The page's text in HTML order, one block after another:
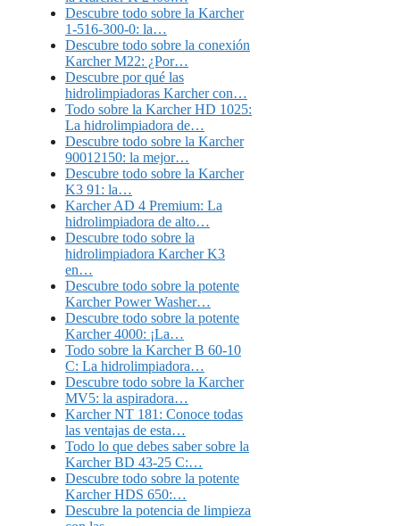
Descubre todo sobre la Karcher
1-516-300-0: la…
Descubre todo sobre la conexión
Karcher M22: ¿Por…
Descubre por qué las
hidrolimpiadoras Karcher con…
Todo sobre la Karcher HD 1025:
La hidrolimpiadora de…
Descubre todo sobre la Karcher
90012150: la mejor…
Descubre todo sobre la Karcher
K3 91: la…
Karcher AD 4 Premium: La
hidrolimpiadora de alto…
Descubre todo sobre la
hidrolimpiadora Karcher K3
en…
Descubre todo sobre la potente
Karcher Power Washer…
Descubre todo sobre la potente
Karcher 4000: ¡La…
Todo sobre la Karcher B 60-10
C: La hidrolimpiadora…
Descubre todo sobre la Karcher
MV5: la aspiradora…
Karcher NT 181: Conoce todas
las ventajas de esta…
Todo lo que debes saber sobre la
Karcher BD 43-25 C:…
Descubre todo sobre la potente
Karcher HDS 650:…
Descubre la potencia de limpieza